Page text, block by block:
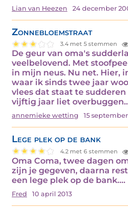
Lian van Heezen 24 december
Zonnebloemstraat
3.4 met 5 stemmen
De geur van oma's
veelbelovend. Met
in mijn neus. Nu net. Hier,
waar ik sinds twee jaar
vlees dat staat te
vijftig jaar liet
annemieke wetting 15
Lege plek op de bank
4.2 met 6 stemmen
Oma Coma, twee dagen
zijn je gegeven, daarna
een lege plek op de bank.…
Fred 10 april 2013